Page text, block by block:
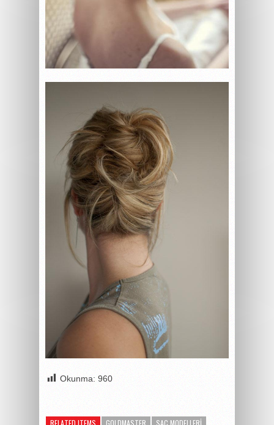
Okunma: 960
RELATED ITEMS GOLDMASTER SAÇ MODELLERI